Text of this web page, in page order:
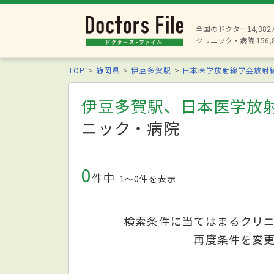
全国のドクター14,382
クリニック・病院
TOP 静岡県 伊豆多賀駅 日本医学放射線学会放射
伊豆多賀駅、日本医学放
ニック・病院
0件中 1〜0件を表示
検索条件に当てはまるクリ
再度条件を変